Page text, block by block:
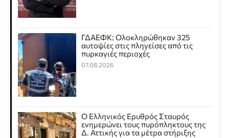
ΓΔΑΕΦΚ: Ολοκληρώθηκαν 325
αυτοψίες στις πληγείσες από τις
πυρκαγιές περιοχές
07.08.2026
Ο Ελληνικός Ερυθρός Σταυρός
ενημερώνει τους πυρόπληκτους της
Δ. Αττικής για τα μέτρα στήριξης